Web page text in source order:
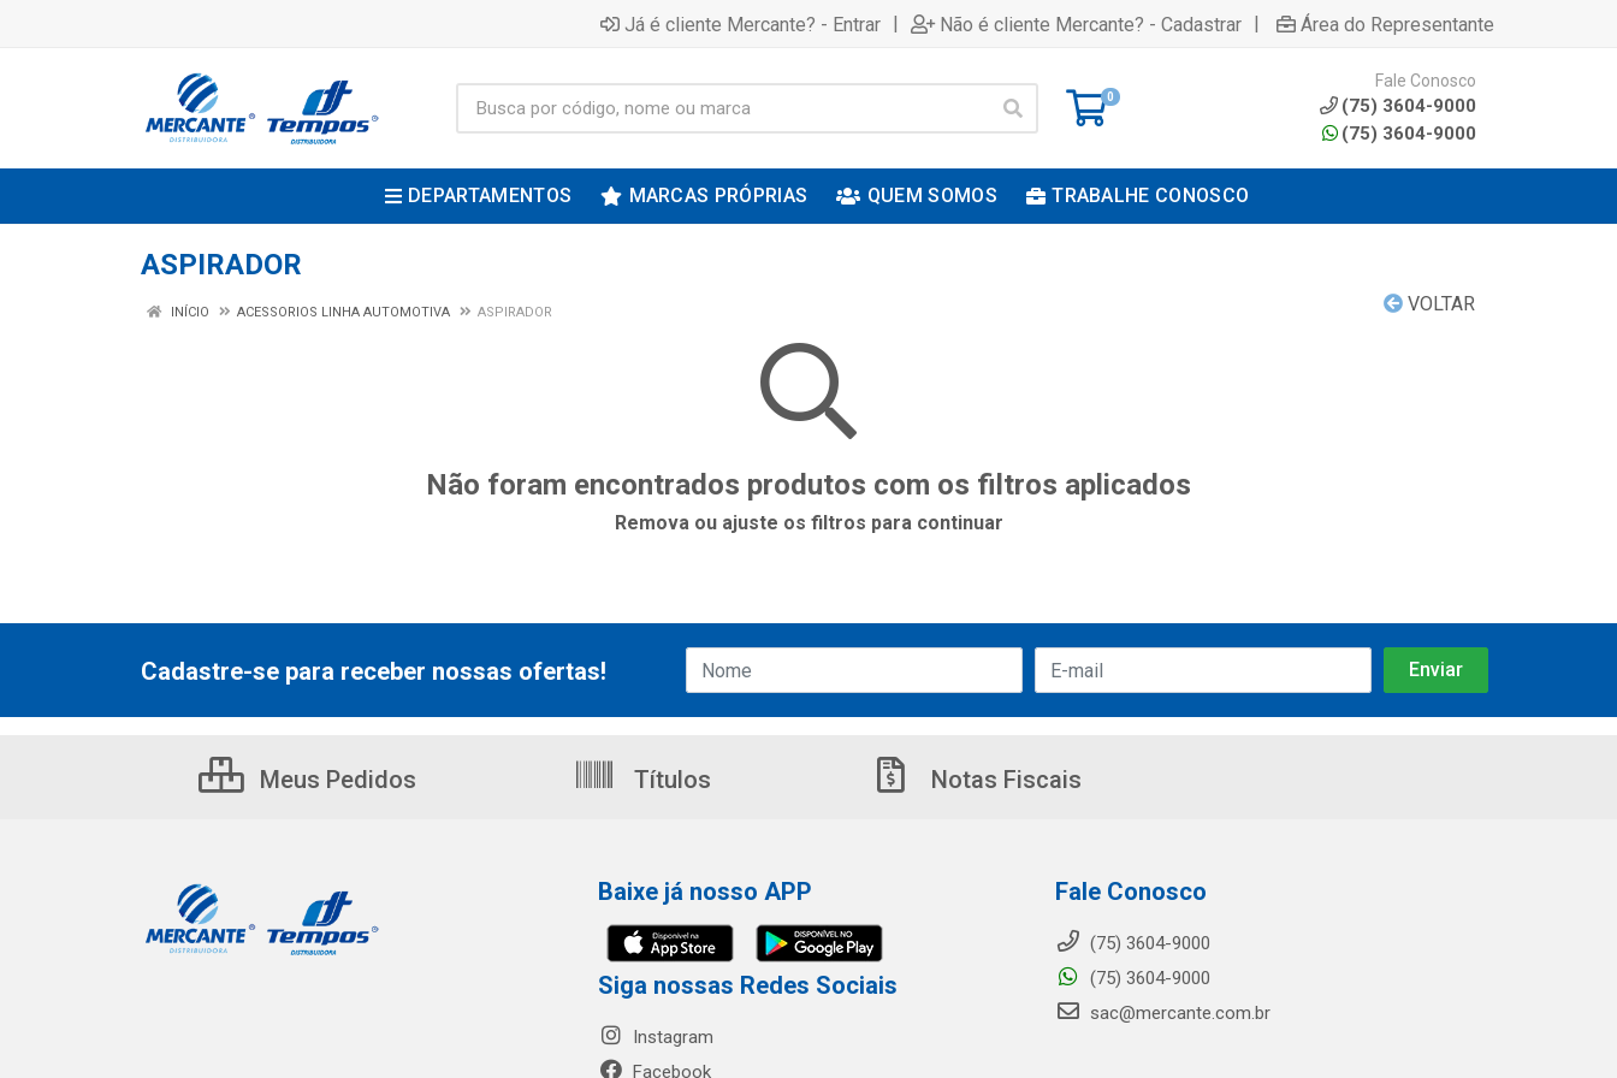
Já é cliente Mercante? - Entrar | Não é cliente Mercante? - Cadastrar | Área do Representante
0
Fale Conosco
(75) 3604-9000
(75) 3604-9000
DEPARTAMENTOS MARCAS PRÓPRIAS QUEM SOMOS TRABALHE CONOSCO
ASPIRADOR
VOLTAR
INÍCIO ACESSORIOS LINHA AUTOMOTIVA ASPIRADOR
Não foram encontrados produtos com os filtros aplicados
Remova ou ajuste os filtros para continuar
Cadastre-se para receber nossas ofertas!
Meus Pedidos Títulos Notas Fiscais
Baixe já nosso APP
Siga nossas Redes Sociais
Instagram
Facebook
Fale Conosco
(75) 3604-9000
(75) 3604-9000
sac@mercante.com.br